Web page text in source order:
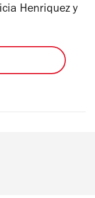
Henriquez y